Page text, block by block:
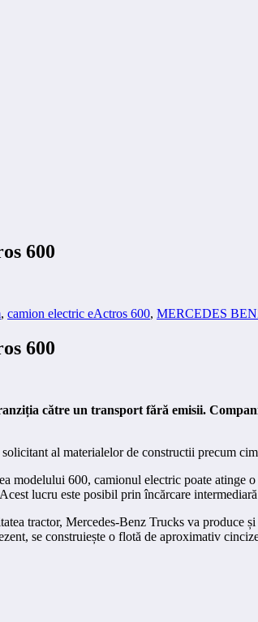
600
, camion electric eActros 600, MERCEDES
600
către un transport fără emisii.
al materialelor de constructii precum
modelului 600, camionul electric poate atinge
lucru este posibil prin încărcare
tractor, Mercedes-Benz Trucks va produce
se construiește o flotă de aproximativ